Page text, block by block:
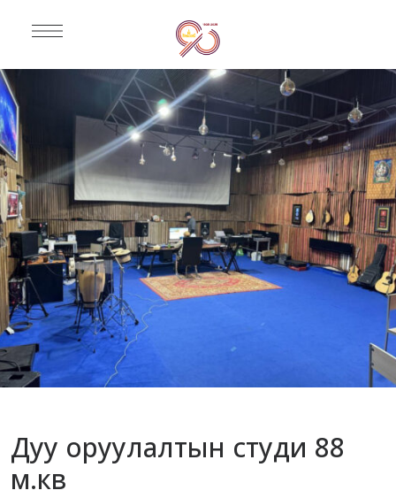
Дуу оруулалтын студи 88
м.кв